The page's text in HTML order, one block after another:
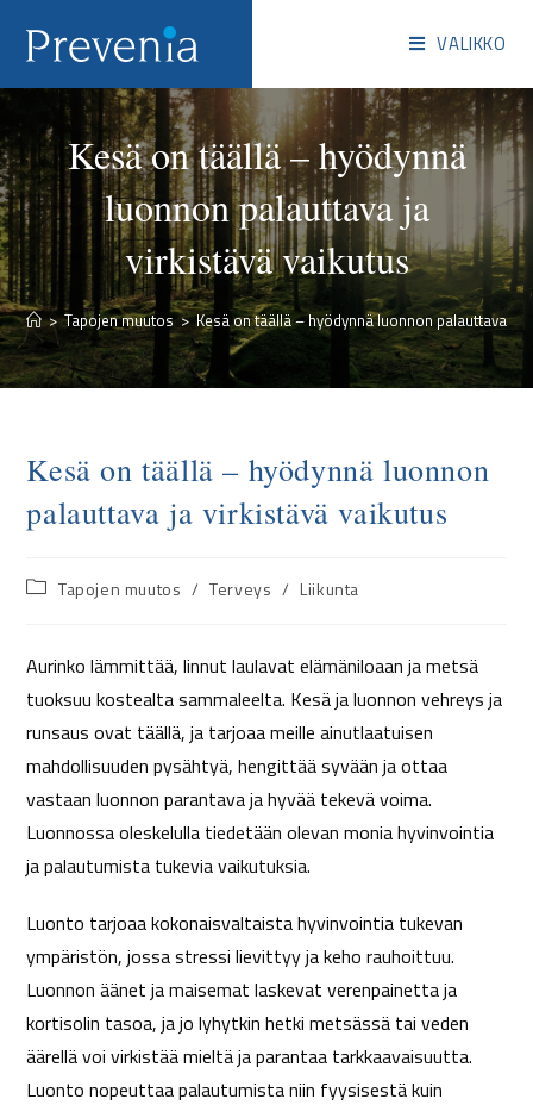
VALIKKO
Kesä on täällä – hyödynnä
luonnon palauttava ja
virkistävä vaikutus
> Tapojen muutos > Kesä on täällä – hyödynnä luonnon palauttava ja
Kesä on täällä – hyödynnä luonnon
palauttava ja virkistävä vaikutus
Tapojen muutos / Terveys / Liikunta
Aurinko lämmittää, linnut laulavat elämäniloaan ja metsä
tuoksuu kostealta sammaleelta. Kesä ja luonnon vehreys ja
runsaus ovat täällä, ja tarjoaa meille ainutlaatuisen
mahdollisuuden pysähtyä, hengittää syvään ja ottaa
vastaan luonnon parantava ja hyvää tekevä voima.
Luonnossa oleskelulla tiedetään olevan monia hyvinvointia
ja palautumista tukevia vaikutuksia.
Luonto tarjoaa kokonaisvaltaista hyvinvointia tukevan
ympäristön, jossa stressi lievittyy ja keho rauhoittuu.
Luonnon äänet ja maisemat laskevat verenpainetta ja
kortisolin tasoa, ja jo lyhytkin hetki metsässä tai veden
äärellä voi virkistää mieltä ja parantaa tarkkaavaisuutta.
Luonto nopeuttaa palautumista niin fyysisestä kuin